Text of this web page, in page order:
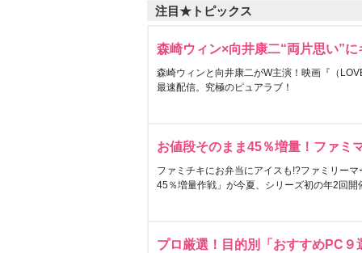
注目★トピックス
森崎ウィン×向井康二“両片思い”
森崎ウィンと向井康二がW主演！映画『（
最速配信。究極のピュアラブ！
お値段そのまま45％増量！ファミ
ファミチキにお弁当にアイスも!?ファミリー
45％増量作戦」が今夏、シリーズ初の年2回開
プロ厳選！目的別「おすすめPC９